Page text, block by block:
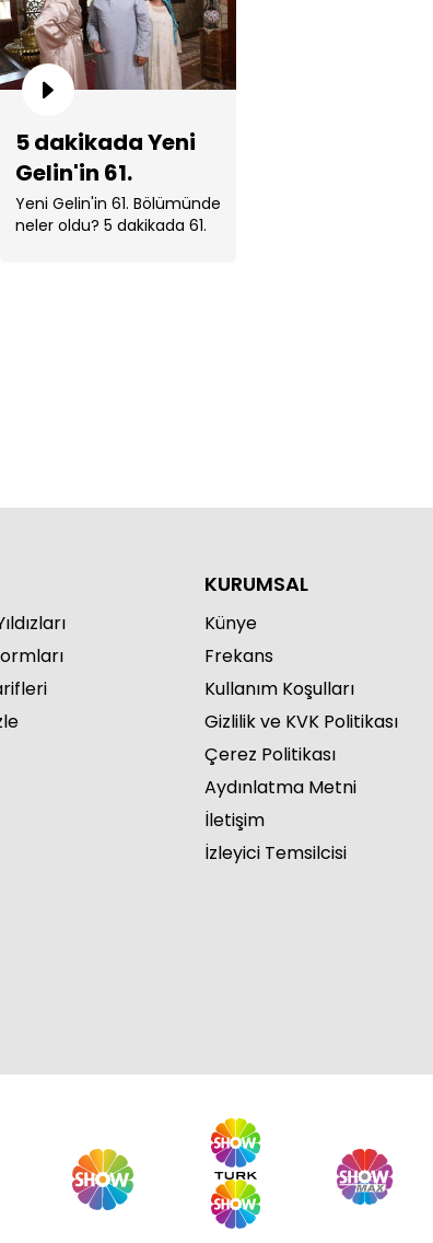
kalkıyor!
5 dakikada Yeni
Gelin'in 61.
Bölümü
Yeni Gelin'in 61. Bölümünde
neler oldu? 5 dakikada 61.
KURUMSAL
Künye
Frekans
Kullanım Koşulları
Gizlilik ve KVK Politikası
Çerez Politikası
Aydınlatma Metni
İletişim
İzleyici Temsilcisi